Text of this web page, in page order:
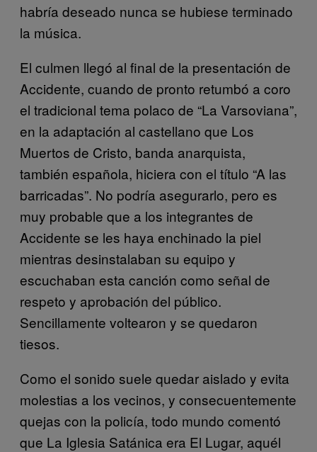
habría deseado nunca se hubiese terminado
la música.
El culmen llegó al final de la presentación de
Accidente, cuando de pronto retumbó a coro
el tradicional tema polaco de “La Varsoviana”,
en la adaptación al castellano que Los
Muertos de Cristo, banda anarquista,
también española, hiciera con el título “A las
barricadas”. No podría asegurarlo, pero es
muy probable que a los integrantes de
Accidente se les haya enchinado la piel
mientras desinstalaban su equipo y
escuchaban esta canción como señal de
respeto y aprobación del público.
Sencillamente voltearon y se quedaron
tiesos.
Como el sonido suele quedar aislado y evita
molestias a los vecinos, y consecuentemente
quejas con la policía, todo mundo comentó
que La Iglesia Satánica era El Lugar, aquél